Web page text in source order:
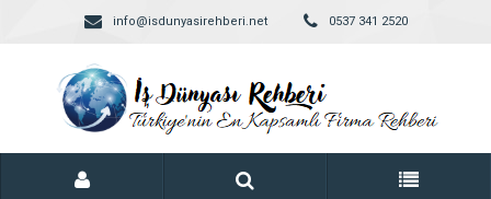
info@isdunyasirehberi.net 0537 341 2520